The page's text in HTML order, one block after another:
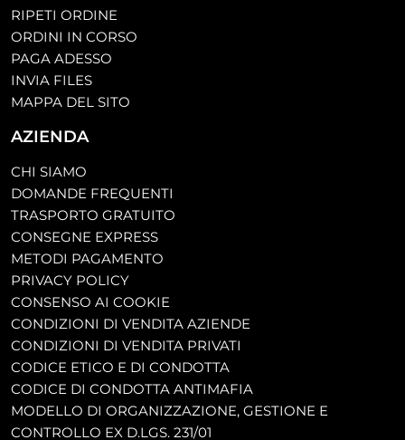
RIPETI ORDINE
ORDINI IN CORSO
PAGA ADESSO
INVIA FILES
MAPPA DEL SITO
AZIENDA
CHI SIAMO
DOMANDE FREQUENTI
TRASPORTO GRATUITO
CONSEGNE EXPRESS
METODI PAGAMENTO
PRIVACY POLICY
CONSENSO AI COOKIE
CONDIZIONI DI VENDITA AZIENDE
CONDIZIONI DI VENDITA PRIVATI
CODICE ETICO E DI CONDOTTA
CODICE DI CONDOTTA ANTIMAFIA
MODELLO DI ORGANIZZAZIONE, GESTIONE E
CONTROLLO EX D.LGS. 231/01